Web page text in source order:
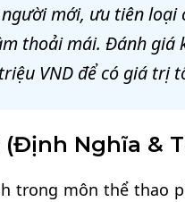
mới, ưu tiên loại
thoải mái. Đánh giá
VND để có giá trị
Nghĩa &
trong môn thể thao